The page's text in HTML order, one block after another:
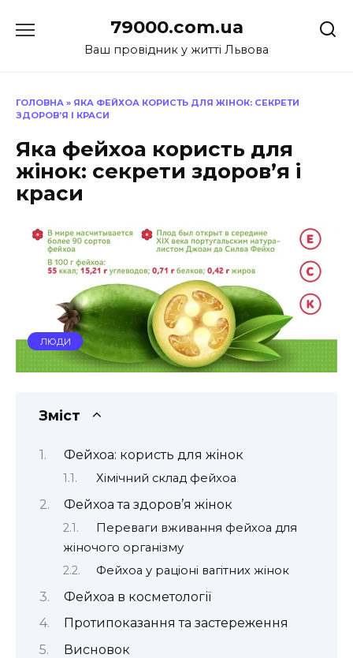
до
79000.com.ua
Ваш провідник у житті Львова
ГОЛОВНА » ЯКА ФЕЙХОА КОРИСТЬ ДЛЯ ЖІНОК: СЕКРЕТИ
ЗДОРОВ’Я І КРАСИ
Яка фейхоа користь для
жінок: секрети здоров’я і
краси
ЛЮДИ
Зміст
Фейхоа: користь для жінок
Хімічний склад фейхоа
Фейхоа та здоров’я жінок
Переваги вживання фейхоа для
жіночого організму
Фейхоа у раціоні вагітних жінок
Фейхоа в косметології
Протипоказання та застереження
Висновок